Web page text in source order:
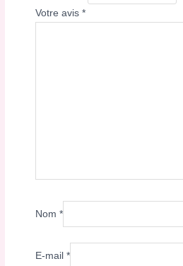
Votre avis*
Nom*
E-mail*